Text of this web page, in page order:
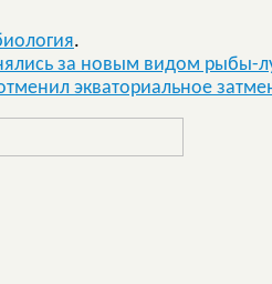
.
за новым видом рыбы-
экваториальное